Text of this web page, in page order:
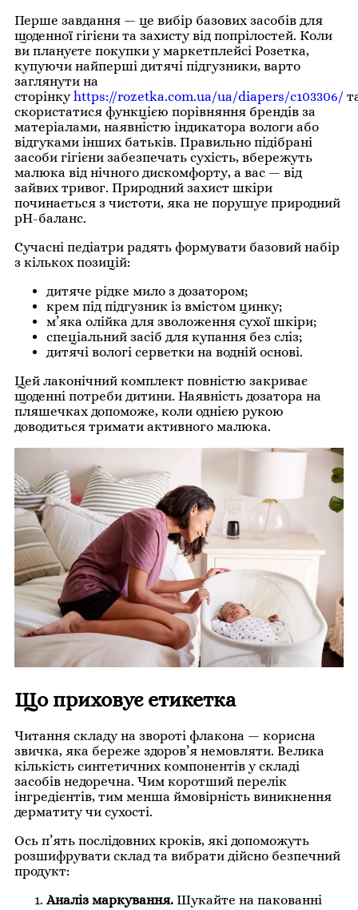
Перше завдання — це вибір базових засобів для
щоденної гігієни та захисту від попрілостей. Коли
ви плануєте покупки у маркетплейсі Розетка,
купуючи найперші дитячі підгузники, варто
заглянути на
сторінкуhttps://rozetka.com.ua/ua/diapers/c103306/
скористатися функцією порівняння брендів за
матеріалами, наявністю індикатора вологи або
відгуками інших батьків. Правильно підібрані
засоби гігієни забезпечать сухість, вбережуть
малюка від нічного дискомфорту, а вас — від
зайвих тривог. Природний захист шкіри
починається з чистоти, яка не порушує природний
pH-баланс.
Сучасні педіатри радять формувати базовий набір
з кількох позицій:
дитяче рідке мило з дозатором;
крем під підгузник із вмістом цинку;
м’яка олійка для зволоження сухої шкіри;
спеціальний засіб для купання без сліз;
дитячі вологі серветки на водній основі.
Цей лаконічний комплект повністю закриває
щоденні потреби дитини. Наявність дозатора на
пляшечках допоможе, коли однією рукою
доводиться тримати активного малюка.
Що приховує етикетка
Читання складу на звороті флакона — корисна
звичка, яка береже здоров’я немовляти. Велика
кількість синтетичних компонентів у складі
засобів недоречна. Чим коротший перелік
інгредієнтів, тим менша ймовірність виникнення
дерматиту чи сухості.
Ось п’ять послідовних кроків, які допоможуть
розшифрувати склад та вибрати дійсно безпечний
продукт:
Аналіз маркування. Шукайте на пакованні